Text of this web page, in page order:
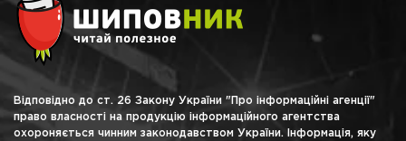
Відповідно до ст. 26 Закону України "Про інформаційні агенції"
право власності на продукцію інформаційного агентства
охороняється чинним законодавством України. Інформація, яку